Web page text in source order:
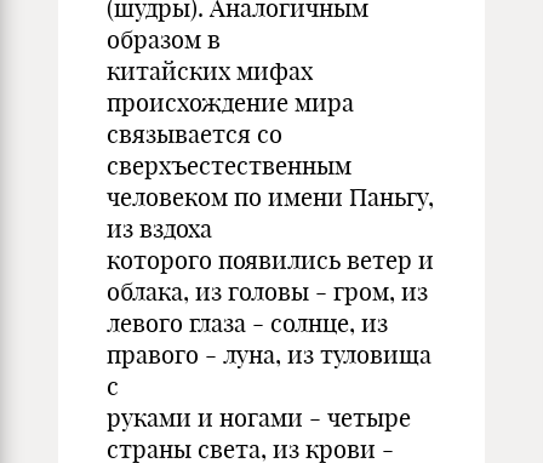
(шудры). Аналогичным
образом в
китайских мифах
происхождение мира
связывается со
сверхъестественным
человеком по имени Паньгу,
из вздоха
которого появились ветер и
облака, из головы - гром, из
левого глаза - солнце, из
правого - луна, из туловища
с
руками и ногами - четыре
страны света, из крови -